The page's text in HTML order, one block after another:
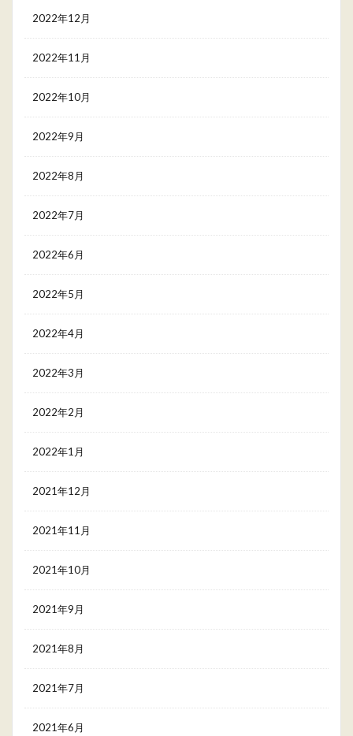
2022年12月
2022年11月
2022年10月
2022年9月
2022年8月
2022年7月
2022年6月
2022年5月
2022年4月
2022年3月
2022年2月
2022年1月
2021年12月
2021年11月
2021年10月
2021年9月
2021年8月
2021年7月
2021年6月